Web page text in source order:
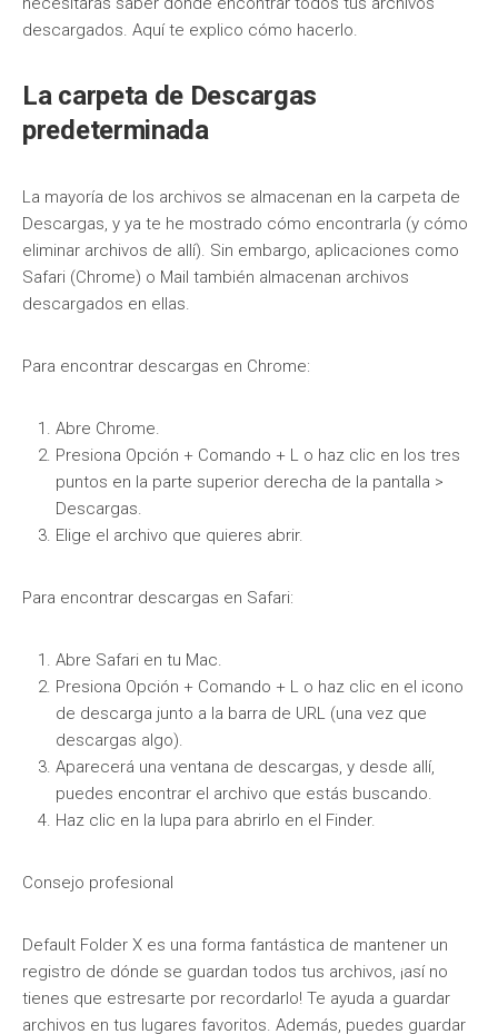
descargados. Aquí te explico cómo hacerlo.
La carpeta de Descargas
predeterminada
La mayoría de los archivos se almacenan en la carpeta de
Descargas, y ya te he mostrado cómo encontrarla (y cómo
eliminar archivos de allí). Sin embargo, aplicaciones como
Safari (Chrome) o Mail también almacenan archivos
descargados en ellas.
Para encontrar descargas en Chrome:
Abre Chrome.
Presiona Opción + Comando + L o haz clic en los tres
puntos en la parte superior derecha de la pantalla >
Descargas.
Elige el archivo que quieres abrir.
Para encontrar descargas en Safari:
Abre Safari en tu Mac.
Presiona Opción + Comando + L o haz clic en el icono
de descarga junto a la barra de URL (una vez que
descargas algo).
Aparecerá una ventana de descargas, y desde allí,
puedes encontrar el archivo que estás buscando.
Haz clic en la lupa para abrirlo en el Finder.
Consejo profesional
Default Folder X es una forma fantástica de mantener un
registro de dónde se guardan todos tus archivos, ¡así no
tienes que estresarte por recordarlo! Te ayuda a guardar
archivos en tus lugares favoritos. Además, puedes guardar